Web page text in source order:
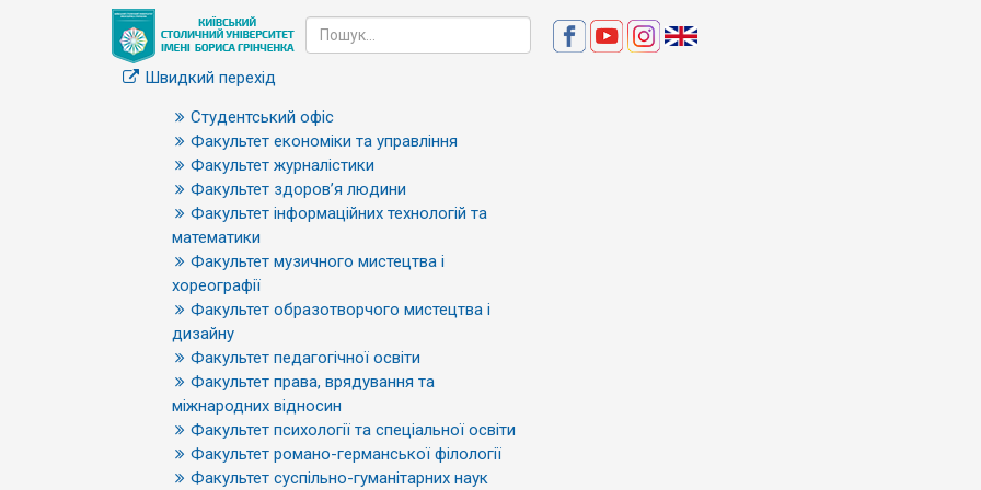
Швидкий перехід
Студентський офіс
Факультет економіки та управління
Факультет журналістики
Факультет здоров’я людини
Факультет інформаційних технологій та
математики
Факультет музичного мистецтва і
хореографії
Факультет образотворчого мистецтва і
дизайну
Факультет педагогічної освіти
Факультет права, врядування та
міжнародних відносин
Факультет психології та спеціальної освіти
Факультет романо-германської філології
Факультет суспільно-гуманітарних наук